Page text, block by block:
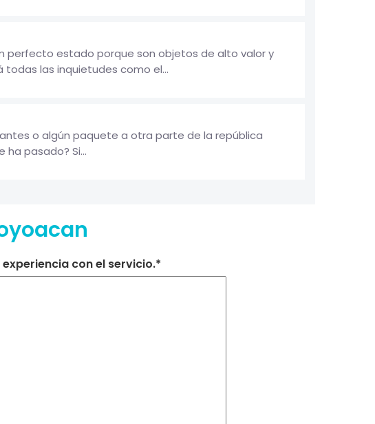
perfecto estado porque son objetos de alto valor y
todas las inquietudes como el...
o algún paquete a otra parte de la república
pasado? Si...
con el servicio.*